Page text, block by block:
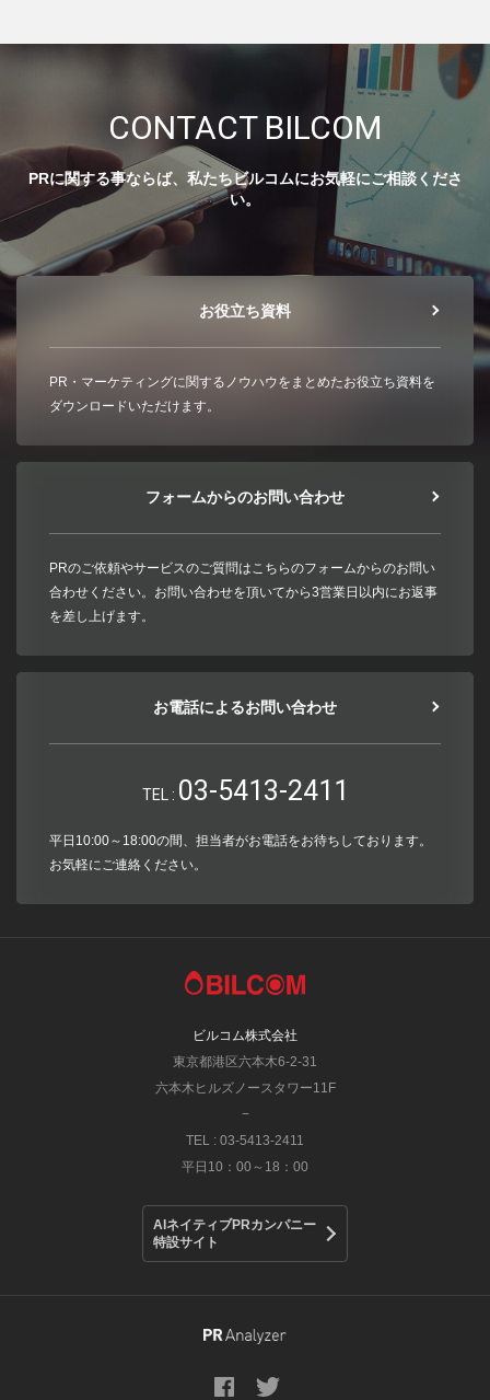
CONTACT BILCOM
PRに関する事ならば、私たちビルコムにお気軽にご相談くださ
い。
お役立ち資料
PR・マーケティングに関するノウハウをまとめたお役立ち資料を
ダウンロードいただけます。
フォームからのお問い合わせ
PRのご依頼やサービスのご質問はこちらのフォームからのお問い
合わせください。お問い合わせを頂いてから3営業日以内にお返事
を差し上げます。
お電話によるお問い合わせ
TEL : 03-5413-2411
平日10:00～18:00の間、担当者がお電話をお待ちしております。
お気軽にご連絡ください。
ビルコム株式会社
東京都港区六本木6-2-31
六本木ヒルズノースタワー11F
−
TEL : 03-5413-2411
平日10：00～18：00
AIネイティブPRカンパニー
特設サイト